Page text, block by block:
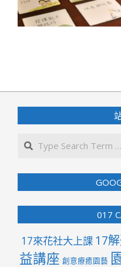
03-
18
017
17來花社大上課 17
益講座 創意療癒園藝